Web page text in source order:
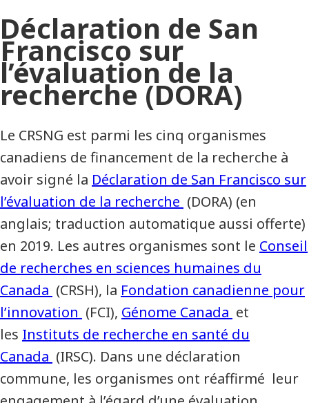
Déclaration de San
Francisco sur
l’évaluation de la
recherche (DORA)
Le CRSNG est parmi les cinq organismes
canadiens de financement de la recherche à
avoir signé la Déclaration de San Francisco sur
l’évaluation de la recherche (DORA) (en
anglais; traduction automatique aussi offerte)
en 2019. Les autres organismes sont le Conseil
de recherches en sciences humaines du
Canada (CRSH), la Fondation canadienne pour
l’innovation (FCI), Génome Canada et
les Instituts de recherche en santé du
Canada (IRSC). Dans une déclaration
commune, les organismes ont réaffirmé leur